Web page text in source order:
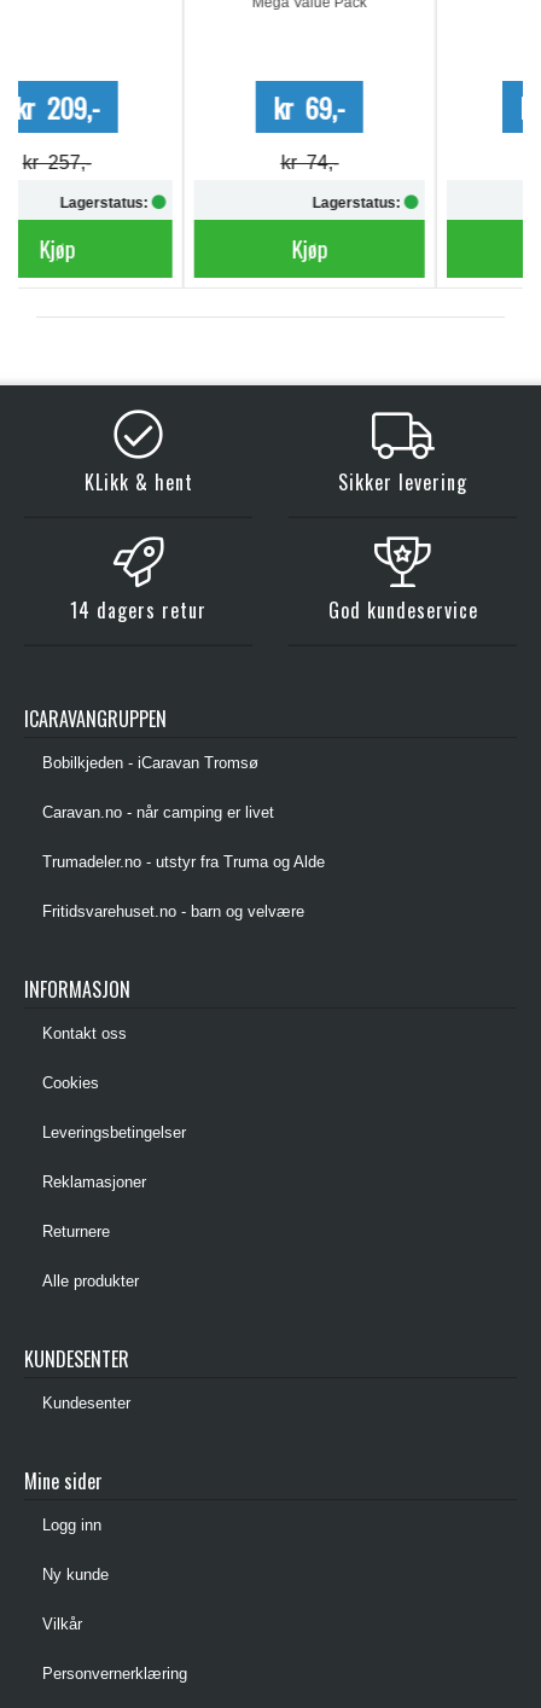
Lagerstatus: Lagerstatus:
KLikk & hent Sikker levering
14 dagers retur God kundeservice
ICARAVANGRUPPEN
Bobilkjeden - iCaravan Tromsø
Caravan.no - når camping er livet
Trumadeler.no - utstyr fra Truma og Alde
Fritidsvarehuset.no - barn og velvære
INFORMASJON
Kontakt oss
Cookies
Leveringsbetingelser
Reklamasjoner
Returnere
Alle produkter
KUNDESENTER
Kundesenter
Mine sider
Logg inn
Ny kunde
Vilkår
Personvernerklæring